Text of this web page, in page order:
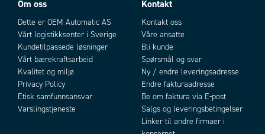
Om oss
Dette er OEM Automatic AS
Vårt logistikksenter i Sverige
Kundetilpassede løsninger
Vårt bærekraftsarbeid
Kvalitet og miljø
Privacy Policy
Etisk samfunnsansvar
Varslingstjeneste
Kontakt
Kontakt oss
Våre ansatte
Bli kunde
Spørsmål og svar
Ny / endre leveringsadresse
Endre fakturaadresse
Be om faktura via E-post
Salgs og leveringsbetingelser
Linker til andre firmaer i